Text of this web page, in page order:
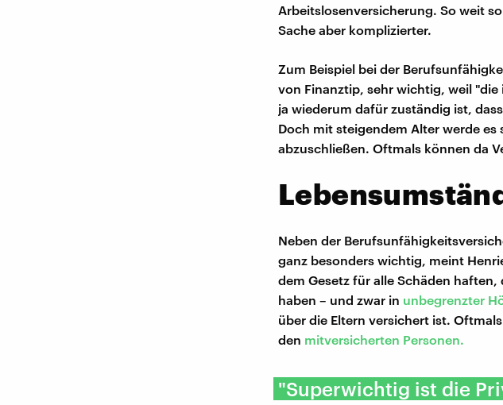
Arbeitslosenversicherung. So weit
Sache aber komplizierter.
Zum Beispiel bei der
von Finanztip, sehr wichtig, weil
ja wiederum dafür zuständig ist,
Doch mit steigendem Alter werde es
abzuschließen. Oftmals können da
Neben der
ganz besonders wichtig, meint
dem Gesetz für alle Schäden
haben – und zwar in unbegrenzter
über die Eltern versichert ist.
den mitversicherten Personen.
"Superwichtig ist die